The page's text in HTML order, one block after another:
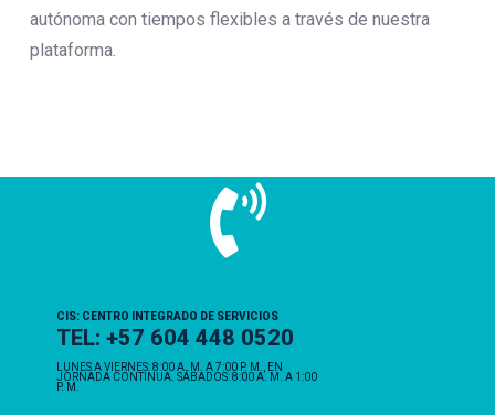
autónoma con tiempos flexibles a través de nuestra
plataforma.
CIS: CENTRO INTEGRADO DE SERVICIOS
TEL: +57 604 448 0520
LUNES A VIERNES: 8:00 A. M. A 7:00 P. M., EN
JORNADA CONTINUA. SÁBADOS: 8:00 A. M. A 1:00
P. M.